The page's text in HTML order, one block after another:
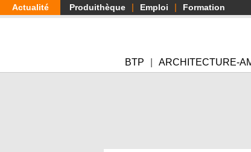
Aller
au
Actualité Produithèque Emploi Formation
BTP ARCHITECTURE-